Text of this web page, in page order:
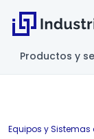
Productos y
Equipos y